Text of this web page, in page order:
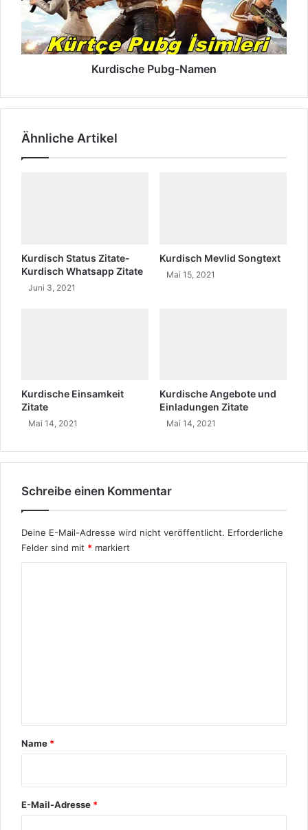
Kurdische Pubg-Namen
Ähnliche Artikel
Kurdisch Status Zitate-
Kurdisch Whatsapp Zitate
Juni 3, 2021
Kurdisch Mevlid Songtext
Mai 15, 2021
Kurdische Einsamkeit
Zitate
Mai 14, 2021
Kurdische Angebote und
Einladungen Zitate
Mai 14, 2021
Schreibe einen Kommentar
Deine E-Mail-Adresse wird nicht veröffentlicht. Erforderliche
Felder sind mit * markiert
rName *
E-Mail-Adresse *